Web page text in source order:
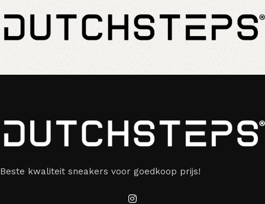
Beste kwaliteit sneakers voor goedkoop prijs!